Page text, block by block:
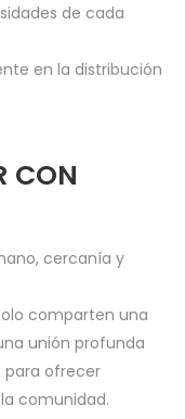
de cada
en la distribución
CON
cercanía y
comparten una
unión profunda
para ofrecer
comunidad.